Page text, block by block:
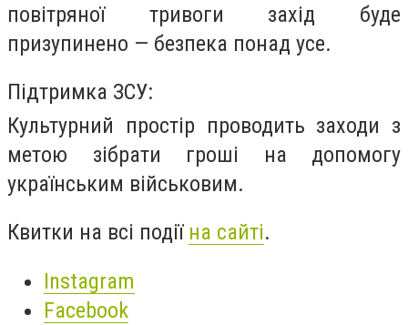
повітряної тривоги захід буде
призупинено — безпека понад усе.
Підтримка ЗСУ:
Культурний простір проводить заходи з
метою зібрати гроші на допомогу
українським військовим.
Квитки на всі події на сайті.
Instagram
Facebook